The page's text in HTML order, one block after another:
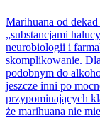
Marihuana od
„substancjami
neurobiologii i
skomplikowanie.
podobnym do
jeszcze inni po
przypominających
że marihuana nie